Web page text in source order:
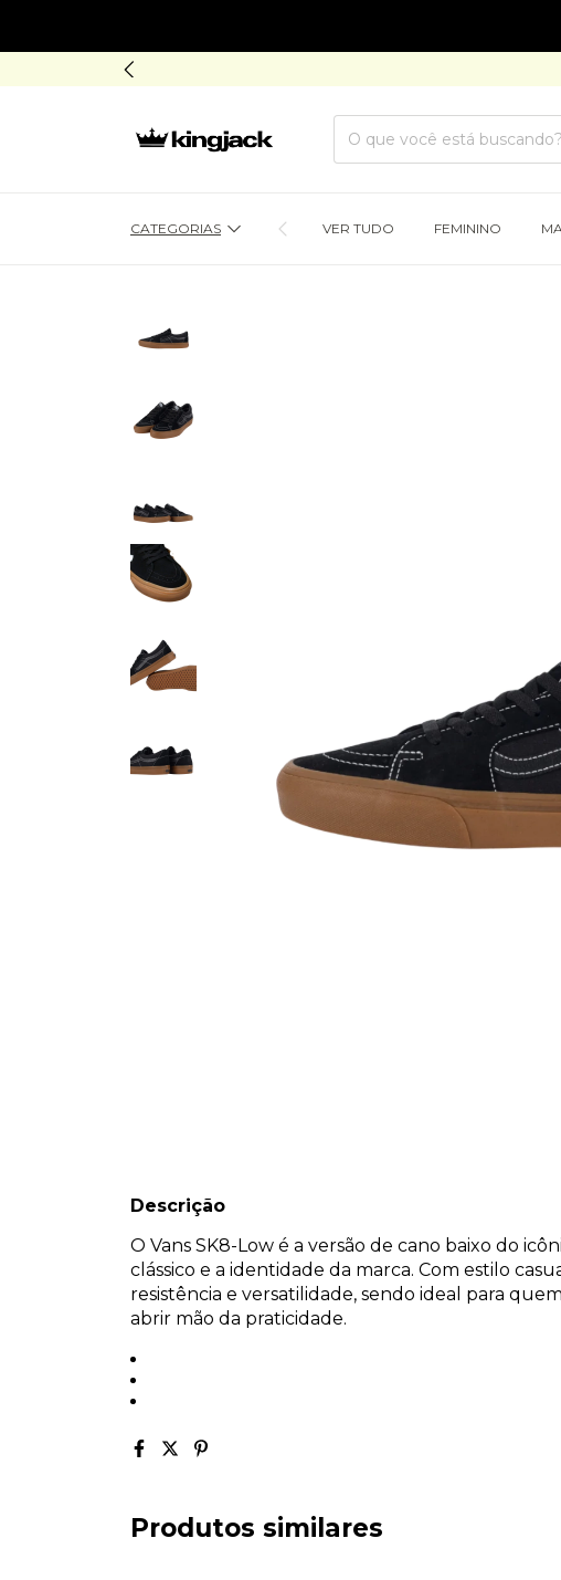
CATEGORIAS VER TUDO FEMININO
Descrição
O Vans SK8-Low é a versão de cano baixo do
clássico e a identidade da marca. Com estilo
resistência e versatilidade, sendo ideal para
abrir mão da praticidade.
Produtos similares